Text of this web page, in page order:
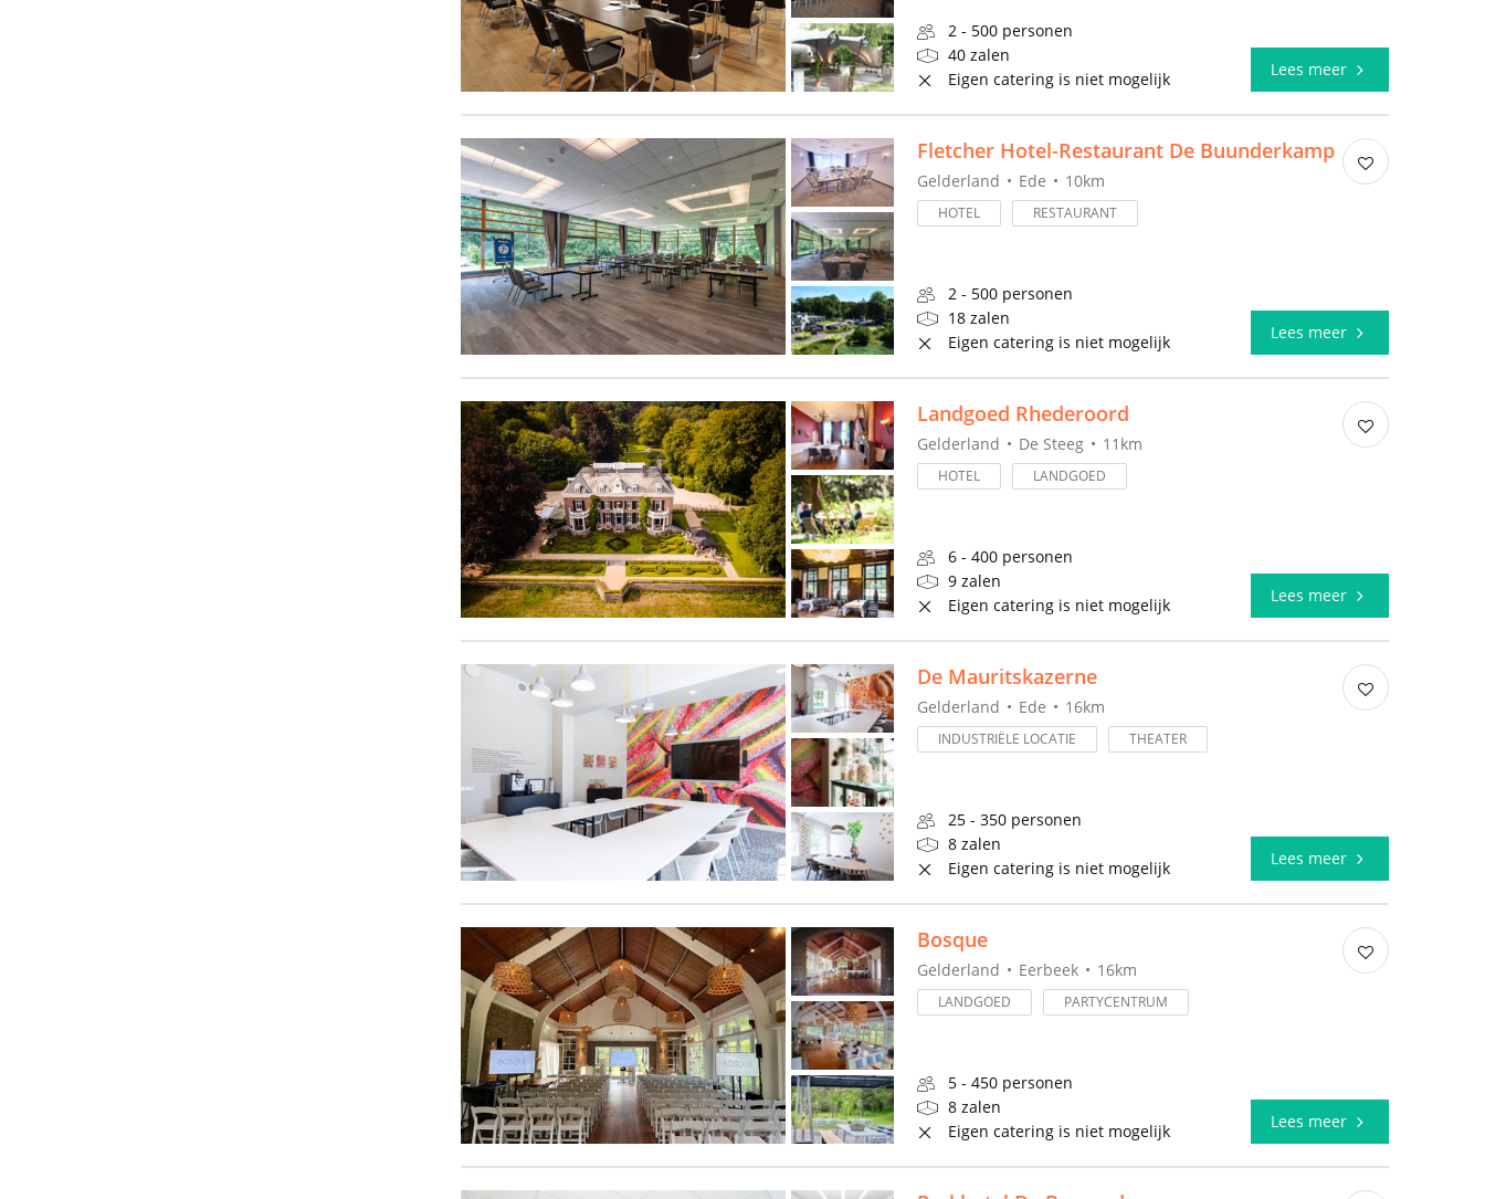
2 - 500 personen
40 zalen
Eigen catering is niet mogelijk
Lees meer
Fletcher Hotel-Restaurant De Buunderkamp
Gelderland Ede 10km
HOTEL RESTAURANT
2 - 500 personen
18 zalen
Eigen catering is niet mogelijk
Lees meer
Landgoed Rhederoord
Gelderland De Steeg 11km
HOTEL LANDGOED
6 - 400 personen
9 zalen
Eigen catering is niet mogelijk
Lees meer
De Mauritskazerne
Gelderland Ede 16km
INDUSTRIËLE LOCATIE THEATER
25 - 350 personen
8 zalen
Eigen catering is niet mogelijk
Lees meer
Bosque
Gelderland Eerbeek 16km
LANDGOED PARTYCENTRUM
5 - 450 personen
8 zalen
Eigen catering is niet mogelijk
Lees meer